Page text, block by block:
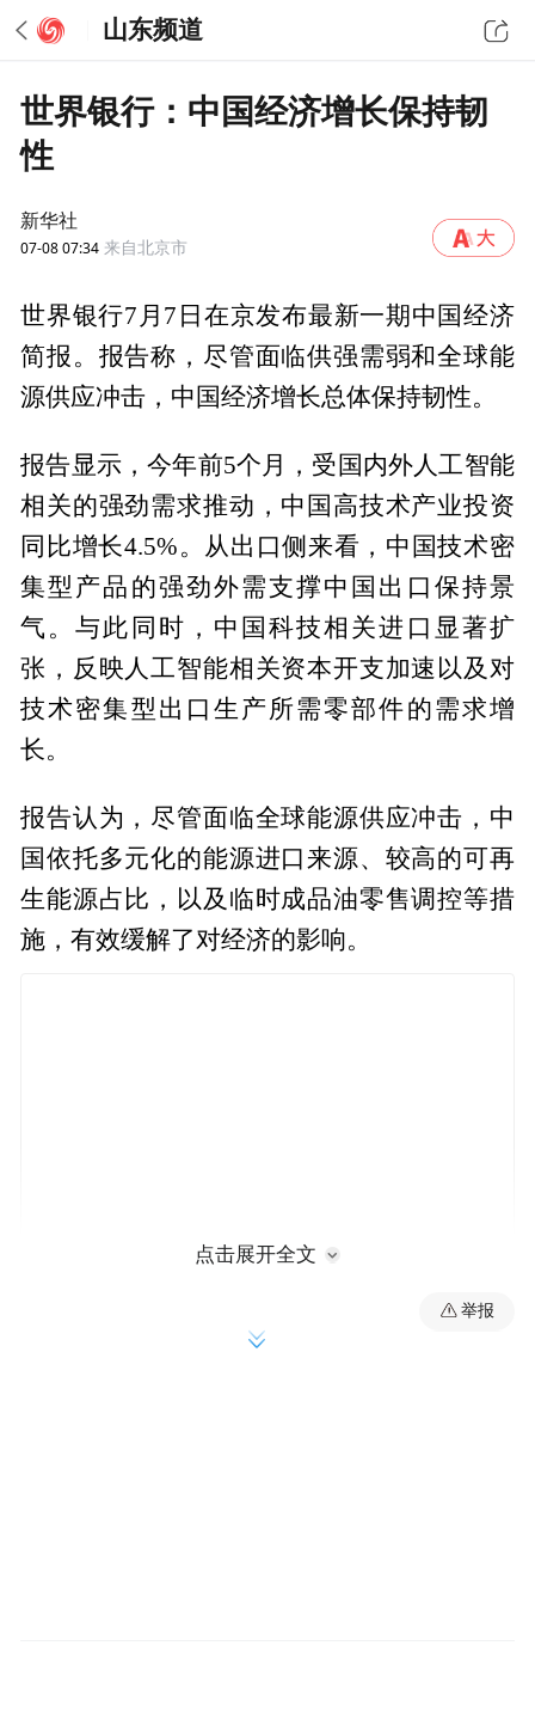
山东频道
世界银行：中国经济增长保持韧
性
新华社
07-08 07:34 来自北京市
世界银行7月7日在京发布最新一期中国经济
简报。报告称，尽管面临供强需弱和全球能
源供应冲击，中国经济增长总体保持韧性。
报告显示，今年前5个月，受国内外人工智能
相关的强劲需求推动，中国高技术产业投资
同比增长4.5%。从出口侧来看，中国技术密
集型产品的强劲外需支撑中国出口保持景
气。与此同时，中国科技相关进口显著扩
张，反映人工智能相关资本开支加速以及对
技术密集型出口生产所需零部件的需求增
长。
报告认为，尽管面临全球能源供应冲击，中
国依托多元化的能源进口来源、较高的可再
生能源占比，以及临时成品油零售调控等措
施，有效缓解了对经济的影响。
革，如地方政府化债和破除民营经济隐性壁
点击展开全文
举报